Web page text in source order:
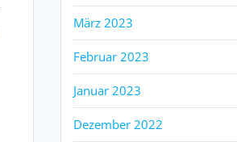
März 2023
Februar 2023
Januar 2023
Dezember 2022